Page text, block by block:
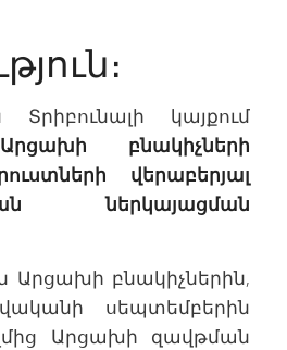
կայքում
Արցախի բնակիչների
վերաբերյալ
ներկայացման
Արցախի բնակիչներին,
սեպտեմբերին
Արցախի զավթման